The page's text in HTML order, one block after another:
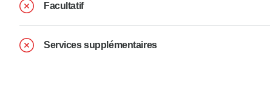
Facultatif
Services supplémentaires